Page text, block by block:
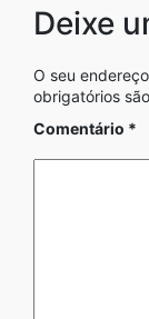
Deixe
O seu
obrigatórios
Comentário *